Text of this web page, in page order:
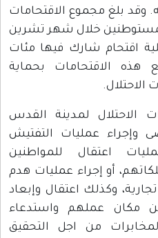
وقد بلغ مجموع الاقتحامات
خلال شهر تشرين
ما يقارب 12عملية اقتحام شارك فيها مئات
هذه الاقتحامات بحماية
الاحتلال لمدينة القدس
وإجراء عمليات التفتيش
اعتقال للمواطنين
أو إجراء عمليات هدم
وكذلك اعتقال وإبعاد
مكان عملهم واستدعاء
من اجل التحقيق